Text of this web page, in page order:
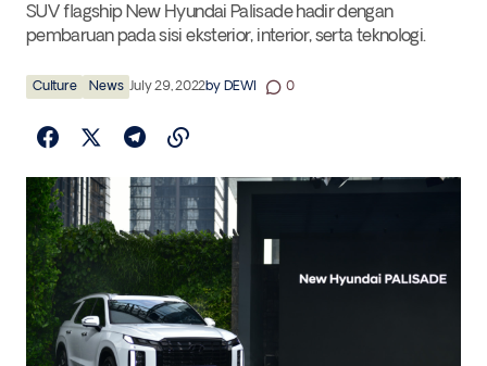
SUV flagship New Hyundai Palisade hadir dengan
pembaruan pada sisi eksterior, interior, serta teknologi.
Culture News July 29, 2022by DEWI 0